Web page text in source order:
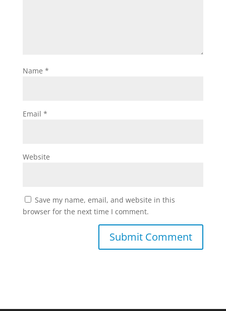
Name *
Email *
Website
Save my name, email, and website in this
browser for the next time I comment.